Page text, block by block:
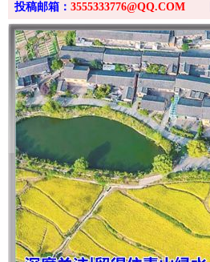
投稿邮箱： 3555333776@QQ.COM